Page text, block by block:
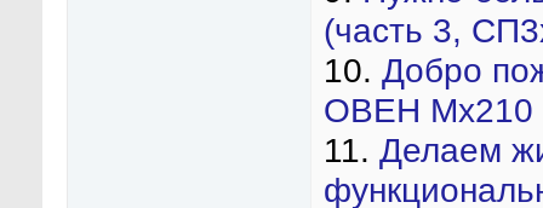
(часть 3,
10. Добро
ОВЕН Mx210
11. Делаем